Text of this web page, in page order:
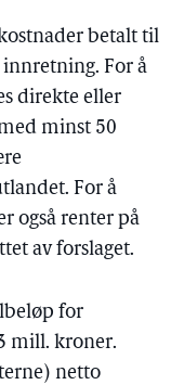
betalt til
For å
direkte eller
minst 50
For å
også renter på
av forslaget.
for
mill. kroner.
netto